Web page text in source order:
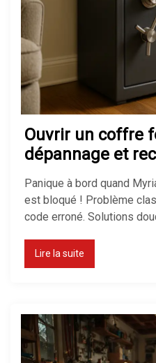
Ouvrir un coffre
dépannage et
Panique à bord quand
est bloqué ! Problème
code erroné. Solutions
Lire la suite